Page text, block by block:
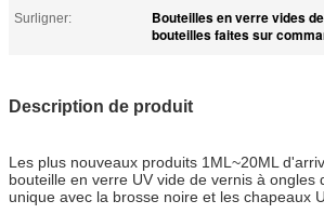
Surligner:
Bouteilles en verre vides
bouteilles faites sur
Description de produit
Les plus nouveaux produits 1ML~20ML
bouteille en verre UV vide de vernis à ongles
unique avec la brosse noire et les chapeaux